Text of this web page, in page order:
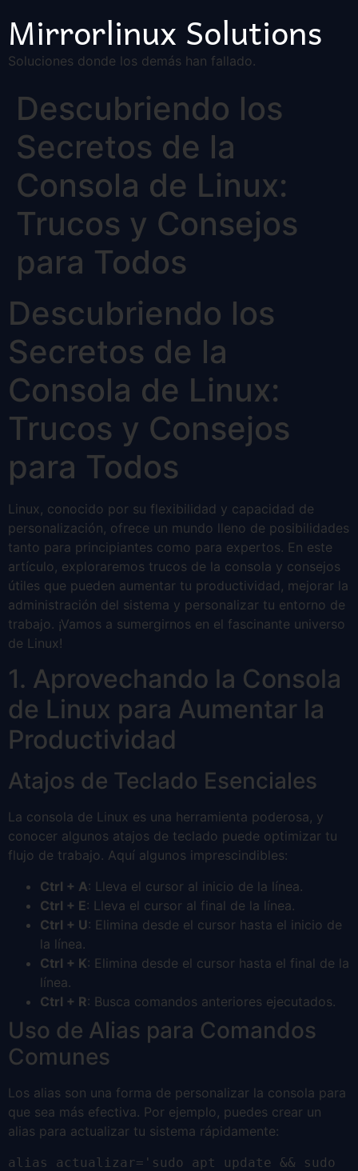
Mirrorlinux Solutions
Soluciones donde los demás han fallado.
Descubriendo los
Secretos de la
Consola de Linux:
Trucos y Consejos
para Todos
Descubriendo los
Secretos de la
Consola de Linux:
Trucos y Consejos
para Todos
Linux, conocido por su flexibilidad y capacidad de
personalización, ofrece un mundo lleno de posibilidades
tanto para principiantes como para expertos. En este
artículo, exploraremos trucos de la consola y consejos
útiles que pueden aumentar tu productividad, mejorar la
administración del sistema y personalizar tu entorno de
trabajo. ¡Vamos a sumergirnos en el fascinante universo
de Linux!
1. Aprovechando la Consola
de Linux para Aumentar la
Productividad
Atajos de Teclado Esenciales
La consola de Linux es una herramienta poderosa, y
conocer algunos atajos de teclado puede optimizar tu
flujo de trabajo. Aquí algunos imprescindibles:
Ctrl + A: Lleva el cursor al inicio de la línea.
Ctrl + E: Lleva el cursor al final de la línea.
Ctrl + U: Elimina desde el cursor hasta el inicio de
la línea.
Ctrl + K: Elimina desde el cursor hasta el final de la
línea.
Ctrl + R: Busca comandos anteriores ejecutados.
Uso de Alias para Comandos
Comunes
Los alias son una forma de personalizar la consola para
que sea más efectiva. Por ejemplo, puedes crear un
alias para actualizar tu sistema rápidamente:
alias actualizar='sudo apt update && sudo